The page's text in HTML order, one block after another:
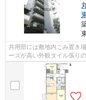
共用部には敷地内ごみ置き
ーズが高い外観タイル張り
な快適の物件です。こちら